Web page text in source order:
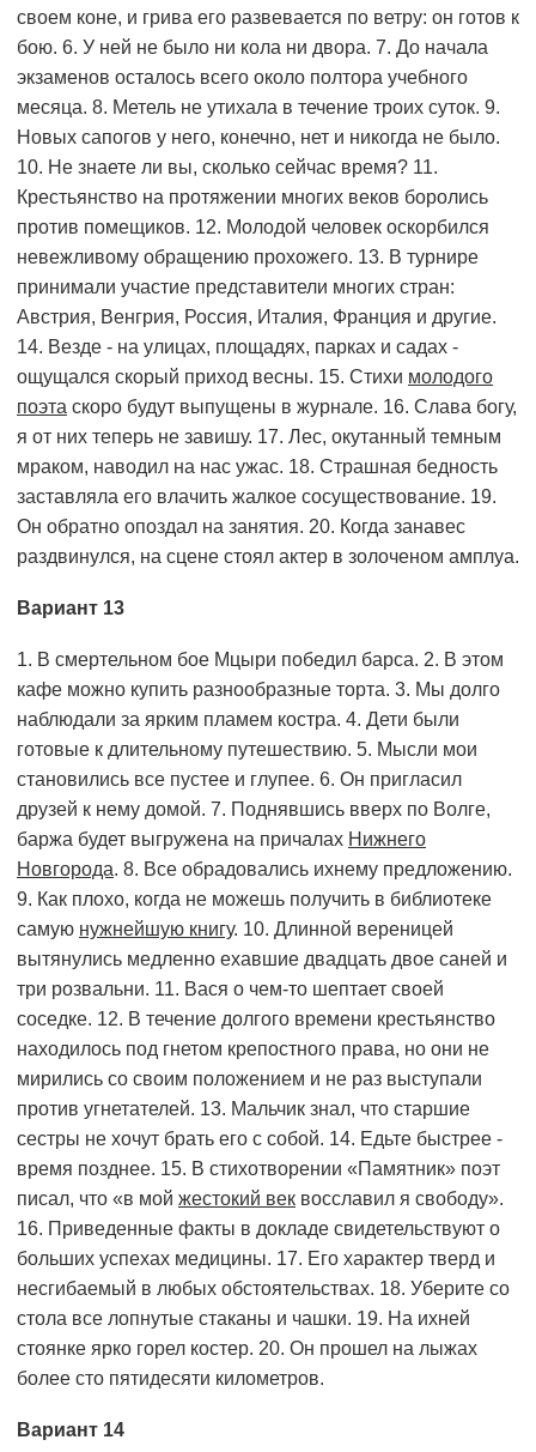
своем коне, и грива его развевается по ветру: он готов к
бою. 6. У ней не было ни кола ни двора. 7. До начала
экзаменов осталось всего около полтора учебного
месяца. 8. Метель не утихала в течение троих суток. 9.
Новых сапогов у него, конечно, нет и никогда не было.
10. Не знаете ли вы, сколько сейчас время? 11.
Крестьянство на протяжении многих веков боролись
против помещиков. 12. Молодой человек оскорбился
невежливому обращению прохожего. 13. В турнире
принимали участие представители многих стран:
Австрия, Венгрия, Россия, Италия, Франция и другие.
14. Везде - на улицах, площадях, парках и садах -
ощущался скорый приход весны. 15. Стихи молодого
поэта скоро будут выпущены в журнале. 16. Слава богу,
я от них теперь не завишу. 17. Лес, окутанный темным
мраком, наводил на нас ужас. 18. Страшная бедность
заставляла его влачить жалкое сосуществование. 19.
Он обратно опоздал на занятия. 20. Когда занавес
раздвинулся, на сцене стоял актер в золоченом амплуа.
Вариант 13
1. В смертельном бое Мцыри победил барса. 2. В этом
кафе можно купить разнообразные торта. 3. Мы долго
наблюдали за ярким пламем костра. 4. Дети были
готовые к длительному путешествию. 5. Мысли мои
становились все пустее и глупее. 6. Он пригласил
друзей к нему домой. 7. Поднявшись вверх по Волге,
баржа будет выгружена на причалах Нижнего
Новгорода. 8. Все обрадовались ихнему предложению.
9. Как плохо, когда не можешь получить в библиотеке
самую нужнейшую книгу. 10. Длин­ной вереницей
вытянулись медленно ехавшие двадцать двое саней и
три розвальни. 11. Вася о чем-то шептает своей
соседке. 12. В течение долгого времени крестьянство
находилось под гнетом крепостного права, но они не
мирились со своим положением и не раз выступали
против угнетателей. 13. Мальчик знал, что старшие
сестры не хочут брать его с собой. 14. Едьте быстрее -
время позднее. 15. В стихотворении «Памятник» поэт
писал, что «в мой жестокий век восславил я свободу».
16. Приведенные факты в докладе свидетельствуют о
больших успехах медицины. 17. Его характер тверд и
несгибаемый в любых обстоятельствах. 18. Уберите со
стола все лопнутые стаканы и чашки. 19. На ихней
стоянке ярко горел костер. 20. Он прошел на лыжах
более сто пятидесяти километров.
Вариант 14